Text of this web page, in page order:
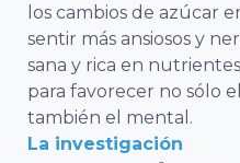
los cambios de azúcar
sentir más ansiosos y
sana y rica en
para favorecer no sólo
también el mental.
La investigación